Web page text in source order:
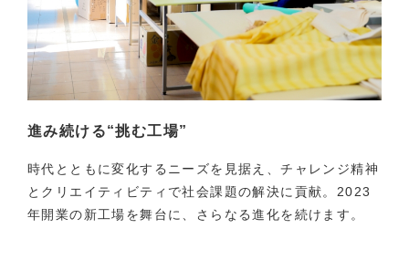
進み続ける“挑む工場”
時代とともに変化するニーズを見据え、チャレンジ精神
とクリエイティビティで社会課題の解決に貢献。2023
年開業の新工場を舞台に、さらなる進化を続けます。